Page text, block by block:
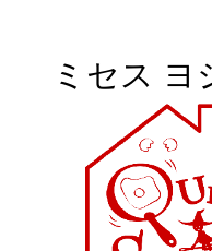
ミセス ヨ